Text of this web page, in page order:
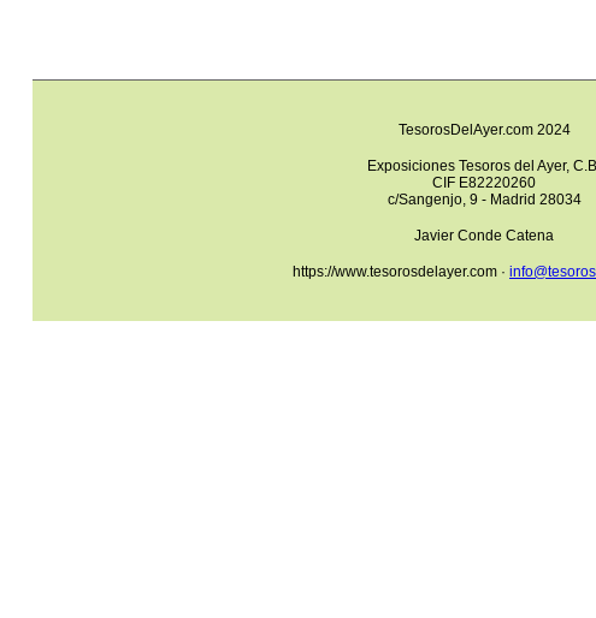
TesorosDelAyer.com 2024
Exposiciones Tesoros del Ayer,
CIF E82220260
c/Sangenjo, 9 - Madrid 28034
Javier Conde Catena
https://www.tesorosdelayer.com ·